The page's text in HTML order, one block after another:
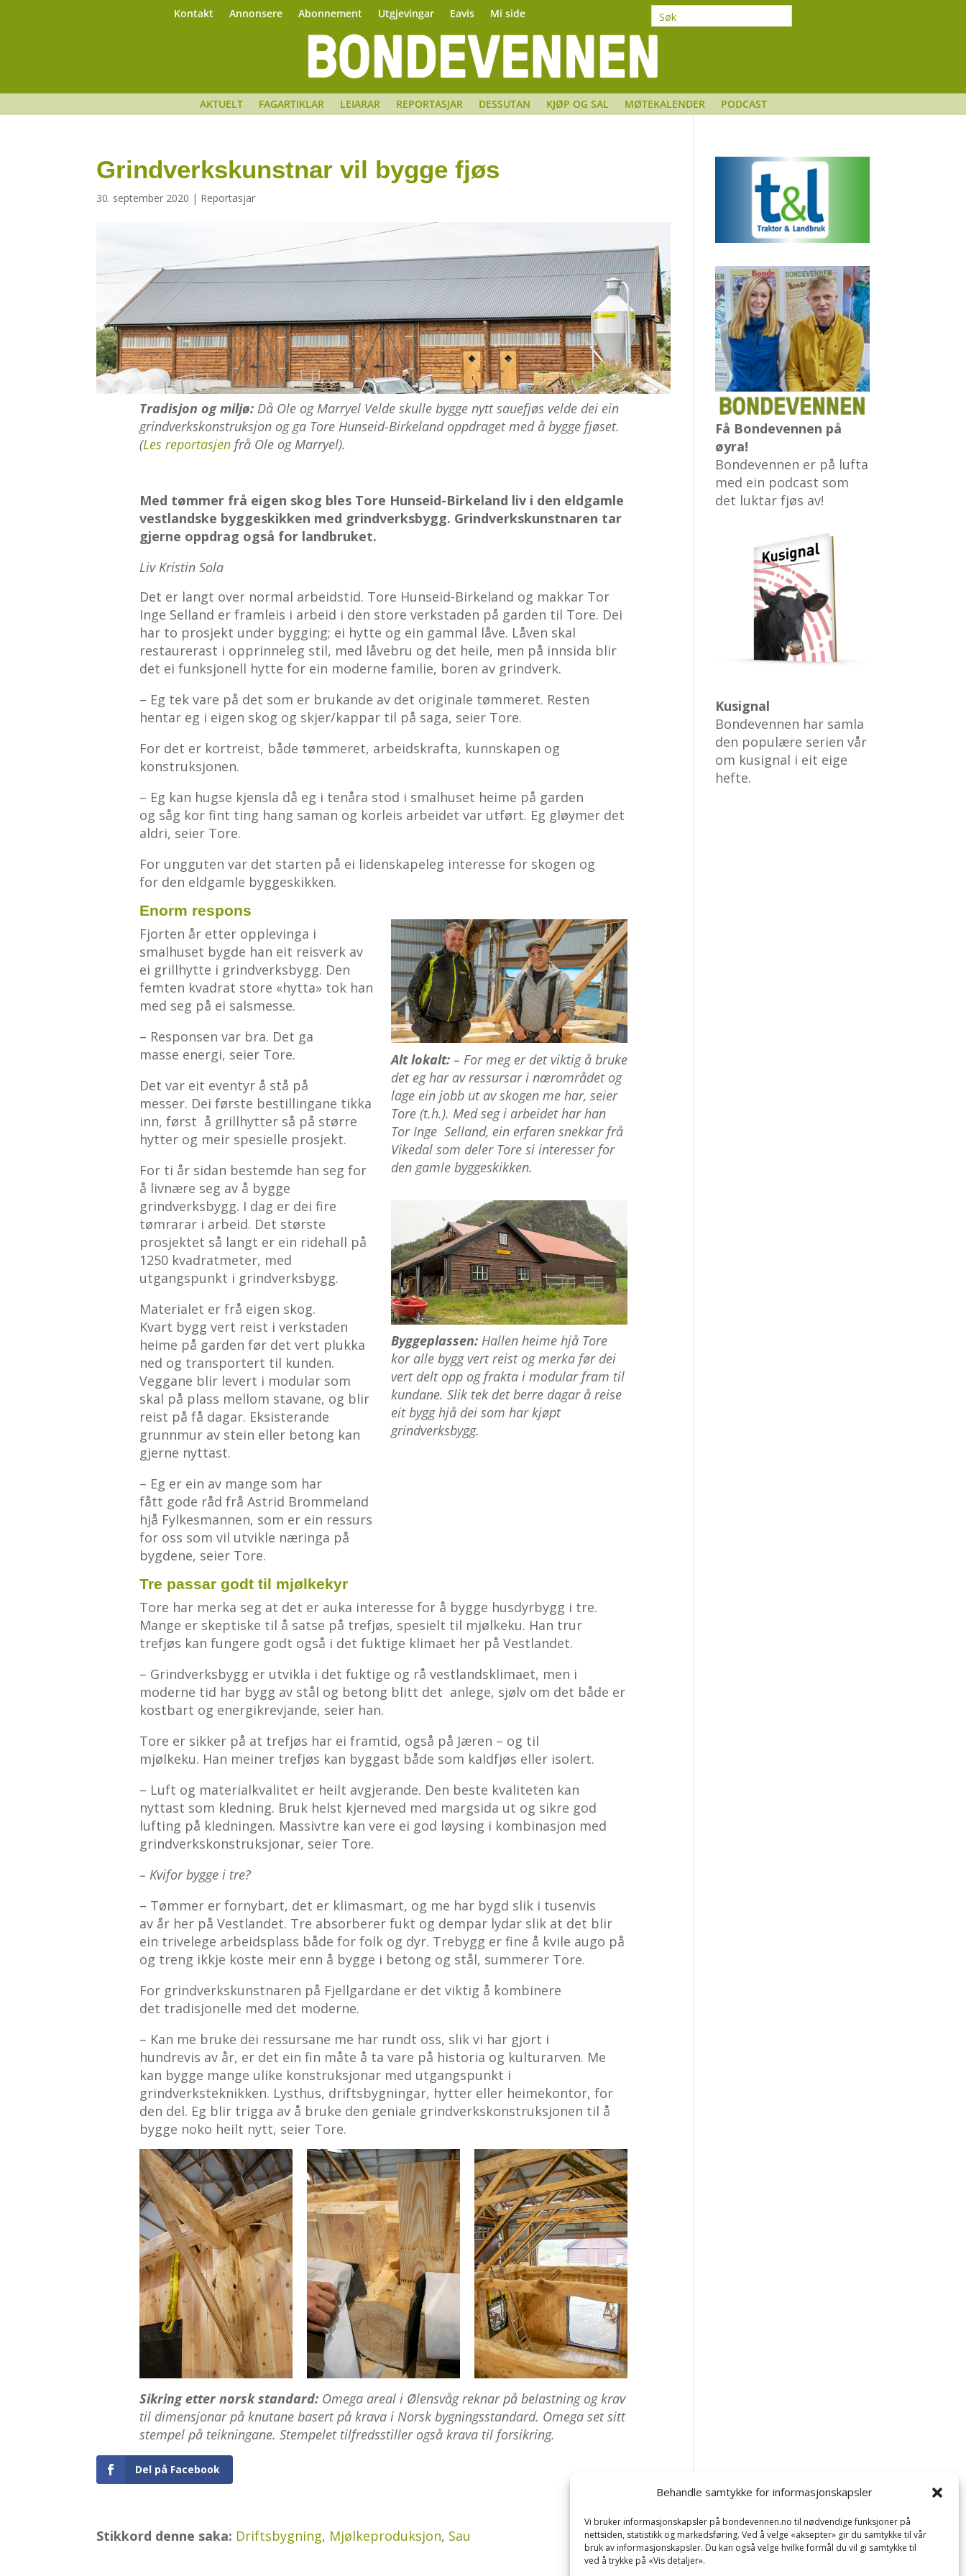
Behandle samtykke for informasjonskapsler
Vi bruker informasjonskapsler på bondevennen.no til nødvendige funksjoner på
nettsiden, statistikk og markedsføring. Ved å velge «aksepter» gir du samtykke til vår
bruk av informasjonskapsler. Du kan også velge hvilke formål du vil gi samtykke til
ved å trykke på «Vis detaljer».
Kontakt Annonsere Abonnement Utgjevingar Eavis Mi side
AKTUELT FAGARTIKLAR LEIARAR REPORTASJAR DESSUTAN KJØP OG SAL MØTEKALENDER PODCAST
Grindverkskunstnar vil bygge fjøs
30. september 2020 | Reportasjar
Tradisjon og miljø: Då Ole og Marryel Velde skulle bygge nytt sauefjøs velde dei ein
grindverkskonstruksjon og ga Tore Hunseid-Birkeland oppdraget med å bygge fjøset.
(Les reportasjen frå Ole og Marryel).
Med tømmer frå eigen skog bles Tore Hunseid-Birkeland liv i den eldgamle
vestlandske byggeskikken med grindverksbygg. Grindverkskunstnaren tar
gjerne oppdrag også for landbruket.
Liv Kristin Sola
Det er langt over normal arbeidstid. Tore Hunseid-Birkeland og makkar Tor
Inge Selland er framleis i arbeid i den store verkstaden på garden til Tore. Dei
har to prosjekt under bygging; ei hytte og ein gammal låve. Låven skal
restaurerast i opprinneleg stil, med låvebru og det heile, men på innsida blir
det ei funksjonell hytte for ein moderne familie, boren av grindverk.
– Eg tek vare på det som er brukande av det originale tømmeret. Resten
hentar eg i eigen skog og skjer/kappar til på saga, seier Tore.
For det er kortreist, både tømmeret, arbeidskrafta, kunnskapen og
konstruksjonen.
– Eg kan hugse kjensla då eg i tenåra stod i smalhuset heime på garden
og såg kor fint ting hang saman og korleis arbeidet var utført. Eg gløymer det
aldri, seier Tore.
For ungguten var det starten på ei lidenskapeleg interesse for skogen og
for den eldgamle byggeskikken.
Enorm respons
Fjorten år etter opplevinga i
smalhuset bygde han eit reisverk av
ei grillhytte i grindverksbygg. Den
femten kvadrat store «hytta» tok han
med seg på ei salsmesse.
– Responsen var bra. Det ga
masse energi, seier Tore.
Det var eit eventyr å stå på
messer. Dei første bestillingane tikka
inn, først å grillhytter så på større
hytter og meir spesielle prosjekt.
For ti år sidan bestemde han seg for
å livnære seg av å bygge
grindverksbygg. I dag er dei fire
tømrarar i arbeid. Det største
prosjektet så langt er ein ridehall på
1250 kvadratmeter, med
utgangspunkt i grindverksbygg.
Materialet er frå eigen skog.
Kvart bygg vert reist i verkstaden
heime på garden før det vert plukka
ned og transportert til kunden.
Veggane blir levert i modular som
skal på plass mellom stavane, og blir
reist på få dagar. Eksisterande
grunnmur av stein eller betong kan
gjerne nyttast.
– Eg er ein av mange som har
fått gode råd frå Astrid Brommeland
hjå Fylkesmannen, som er ein ressurs
for oss som vil utvikle næringa på
bygdene, seier Tore.
Alt lokalt:– For meg er det viktig å bruke
det eg har av ressursar i nærområdet og
lage ein jobb ut av skogen me har, seier
Tore (t.h.). Med seg i arbeidet har han
Tor Inge Selland, ein erfaren snekkar frå
Vikedal som deler Tore si interesser for
den gamle byggeskikken.
Byggeplassen:Hallen heime hjå Tore
kor alle bygg vert reist og merka før dei
vert delt opp og frakta i modular fram til
kundane. Slik tek det berre dagar å reise
eit bygg hjå dei som har kjøpt
grindverksbygg.
Tre passar godt til mjølkekyr
Tore har merka seg at det er auka interesse for å bygge husdyrbygg i tre.
Mange er skeptiske til å satse på trefjøs, spesielt til mjølkeku. Han trur
trefjøs kan fungere godt også i det fuktige klimaet her på Vestlandet.
– Grindverksbygg er utvikla i det fuktige og rå vestlandsklimaet, men i
moderne tid har bygg av stål og betong blitt det anlege, sjølv om det både er
kostbart og energikrevjande, seier han.
Tore er sikker på at trefjøs har ei framtid, også på Jæren – og til
mjølkeku. Han meiner trefjøs kan byggast både som kaldfjøs eller isolert.
– Luft og materialkvalitet er heilt avgjerande. Den beste kvaliteten kan
nyttast som kledning. Bruk helst kjerneved med margsida ut og sikre god
lufting på kledningen. Massivtre kan vere ei god løysing i kombinasjon med
grindverkskonstruksjonar, seier Tore.
– Kvifor bygge i tre?
– Tømmer er fornybart, det er klimasmart, og me har bygd slik i tusenvis
av år her på Vestlandet. Tre absorberer fukt og dempar lydar slik at det blir
ein trivelege arbeidsplass både for folk og dyr. Trebygg er fine å kvile augo på
og treng ikkje koste meir enn å bygge i betong og stål, summerer Tore.
For grindverkskunstnaren på Fjellgardane er det viktig å kombinere
det tradisjonelle med det moderne.
– Kan me bruke dei ressursane me har rundt oss, slik vi har gjort i
hundrevis av år, er det ein fin måte å ta vare på historia og kulturarven. Me
kan bygge mange ulike konstruksjonar med utgangspunkt i
grindverksteknikken. Lysthus, driftsbygningar, hytter eller heimekontor, for
den del. Eg blir trigga av å bruke den geniale grindverkskonstruksjonen til å
bygge noko heilt nytt, seier Tore.
Sikring etter norsk standard: Omega areal i Ølensvåg reknar på belastning og krav
til dimensjonar på knutane basert på krava i Norsk bygningsstandard. Omega set sitt
stempel på teikningane. Stempelet tilfredsstiller også krava til forsikring.
Del på Facebook
Stikkord denne saka: Driftsbygning, Mjølkeproduksjon, Sau
Få Bondevennen på
øyra!
Bondevennen er på lufta
med ein podcast som
det luktar fjøs av!
Kusignal
Bondevennen har samla
den populære serien vår
om kusignal i eit eige
hefte.